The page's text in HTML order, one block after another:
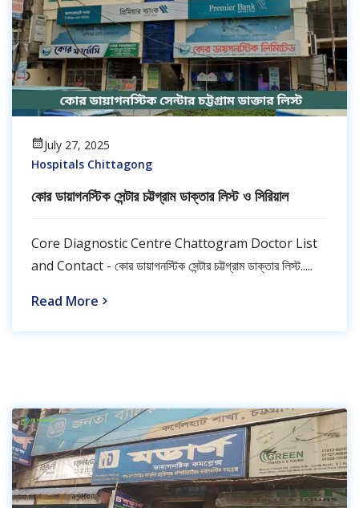
July 27, 2025
Hospitals Chittagong
কোর ডায়াগনস্টিক সেন্টার চট্টগ্রাম ডাক্তার লিস্ট ও সিরিয়াল
Core Diagnostic Centre Chattogram Doctor List
and Contact - কোর ডায়াগনস্টিক সেন্টার চট্টগ্রাম ডাক্তার লিস্ট.....
Read More